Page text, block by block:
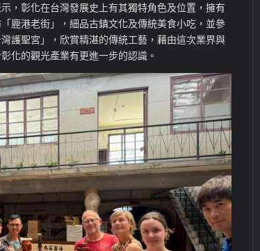
，彰化在台灣發展史上有其獨特角色及位置，擁有
鹿港老街」，細品古鎮文化及傳統美食小吃，並參
護聖宮」，欣賞精湛的傳統工藝，藉由這次業界與
化的觀光產業有更進一步的認識。